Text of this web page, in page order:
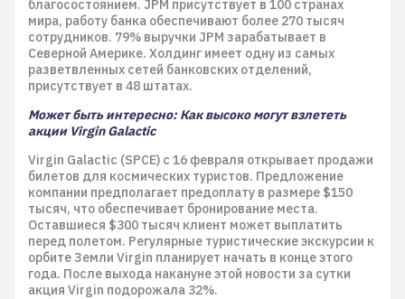
благосостоянием. JPM присутствует в 100 странах
мира, работу банка обеспечивают более 270 тысяч
сотрудников. 79% выручки JPM зарабатывает в
Северной Америке. Холдинг имеет одну из самых
разветвленных сетей банковских отделений,
присутствует в 48 штатах.
Может быть интересно: Как высоко могут взлететь
акции Virgin Galactic
Virgin Galactic (SPCE) с 16 февраля открывает продажи
билетов для космических туристов. Предложение
компании предполагает предоплату в размере $150
тысяч, что обеспечивает бронирование места.
Оставшиеся $300 тысяч клиент может выплатить
перед полетом. Регулярные туристические экскурсии к
орбите Земли Virgin планирует начать в конце этого
года. После выхода накануне этой новости за сутки
акция Virgin подорожала 32%.